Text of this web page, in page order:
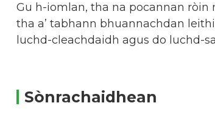
Gu h-iomlan, tha na pocannan
tha a’ tabhann bhuannachdan
luchd-cleachdaidh agus do luchd-
Sònrachaidhean